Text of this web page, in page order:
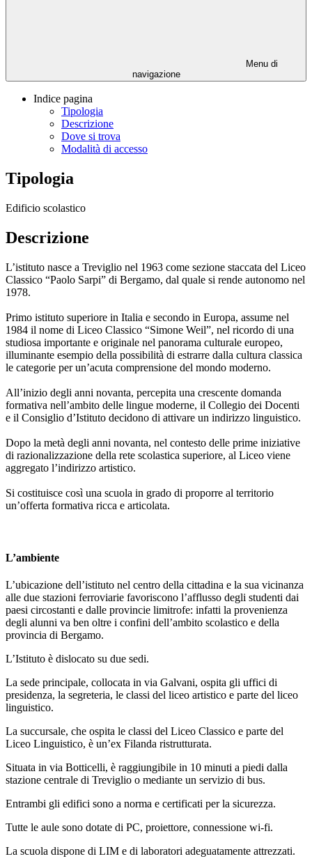
Menu di
navigazione
Indice pagina
Tipologia
Descrizione
Dove si trova
Modalità di accesso
Tipologia
Edificio scolastico
Descrizione
L’istituto nasce a Treviglio nel 1963 come sezione staccata del Liceo
Classico “Paolo Sarpi” di Bergamo, dal quale si rende autonomo nel
1978.
Primo istituto superiore in Italia e secondo in Europa, assume nel
1984 il nome di Liceo Classico “Simone Weil”, nel ricordo di una
studiosa importante e originale nel panorama culturale europeo,
illuminante esempio della possibilità di estrarre dalla cultura classica
le categorie per un’acuta comprensione del mondo moderno.
All’inizio degli anni novanta, percepita una crescente domanda
formativa nell’ambito delle lingue moderne, il Collegio dei Docenti
e il Consiglio d’Istituto decidono di attivare un indirizzo linguistico.
Dopo la metà degli anni novanta, nel contesto delle prime iniziative
di razionalizzazione della rete scolastica superiore, al Liceo viene
aggregato l’indirizzo artistico.
Si costituisce così una scuola in grado di proporre al territorio
un’offerta formativa ricca e articolata.
L’ambiente
L’ubicazione dell’istituto nel centro della cittadina e la sua vicinanza
alle due stazioni ferroviarie favoriscono l’afflusso degli studenti dai
paesi circostanti e dalle provincie limitrofe: infatti la provenienza
degli alunni va ben oltre i confini dell’ambito scolastico e della
provincia di Bergamo.
L’Istituto è dislocato su due sedi.
La sede principale, collocata in via Galvani, ospita gli uffici di
presidenza, la segreteria, le classi del liceo artistico e parte del liceo
linguistico.
La succursale, che ospita le classi del Liceo Classico e parte del
Liceo Linguistico, è un’ex Filanda ristrutturata.
Situata in via Botticelli, è raggiungibile in 10 minuti a piedi dalla
stazione centrale di Treviglio o mediante un servizio di bus.
Entrambi gli edifici sono a norma e certificati per la sicurezza.
Tutte le aule sono dotate di PC, proiettore, connessione wi-fi.
La scuola dispone di LIM e di laboratori adeguatamente attrezzati.